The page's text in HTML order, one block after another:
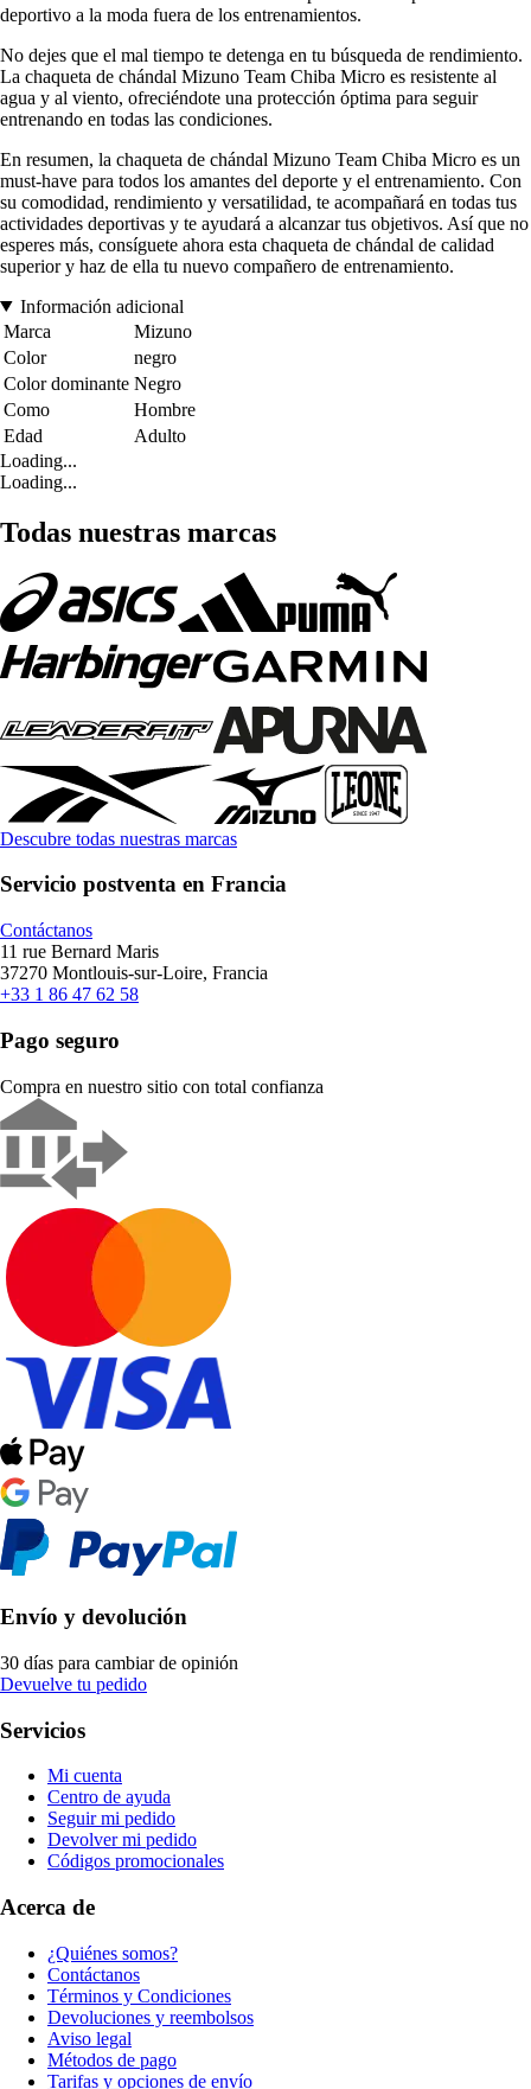
deportivo a la moda fuera de los entrenamientos.
No dejes que el mal tiempo te detenga en tu búsqueda de rendimiento.
La chaqueta de chándal Mizuno Team Chiba Micro es resistente al
agua y al viento, ofreciéndote una protección óptima para seguir
entrenando en todas las condiciones.
En resumen, la chaqueta de chándal Mizuno Team Chiba Micro es un
must-have para todos los amantes del deporte y el entrenamiento. Con
su comodidad, rendimiento y versatilidad, te acompañará en todas tus
actividades deportivas y te ayudará a alcanzar tus objetivos. Así que no
esperes más, consíguete ahora esta chaqueta de chándal de calidad
superior y haz de ella tu nuevo compañero de entrenamiento.
Información adicional
Marca
Mizuno
Color
negro
Color dominante Negro
Como
Hombre
Edad
Adulto
Loading...
Loading...
Todas nuestras marcas
Descubre todas nuestras marcas
Servicio postventa en Francia
Contáctanos
11 rue Bernard Maris
37270 Montlouis-sur-Loire, Francia
+33 1 86 47 62 58
Pago seguro
Compra en nuestro sitio con total confianza
Envío y devolución
30 días para cambiar de opinión
Devuelve tu pedido
Servicios
Mi cuenta
Centro de ayuda
Seguir mi pedido
Devolver mi pedido
Códigos promocionales
Acerca de
¿Quiénes somos?
Contáctanos
Términos y Condiciones
Devoluciones y reembolsos
Aviso legal
Métodos de pago
Tarifas y opciones de envío